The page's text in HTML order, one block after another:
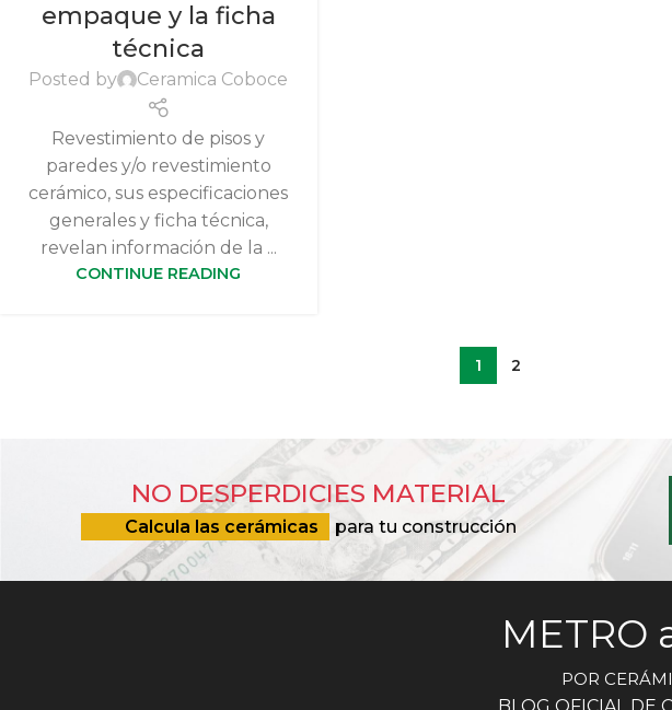
empaque y la ficha
técnica
Posted by Ceramica Coboce
Revestimiento de pisos y
paredes y/o revestimiento
cerámico, sus especificaciones
generales y ficha técnica,
revelan información de la ...
CONTINUE READING
1 2
NO DESPERDICIES MATERIAL
Calcula las cerámicas para tu construcción
METRO
POR